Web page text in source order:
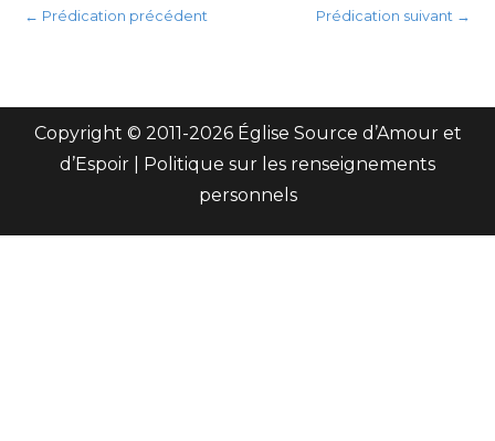
← Prédication précédent Prédication suivant →
Copyright © 2011-2026 Église Source d’Amour et
d’Espoir |
Politique sur les renseignements
personnels